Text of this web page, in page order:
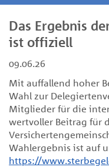
Das Ergebnis
ist offiziell
09.06.26
Mit auffallend hoher
Wahl zur
Mitglieder für die
wertvoller Beitrag für
Wahlergebnis ist auf
https://